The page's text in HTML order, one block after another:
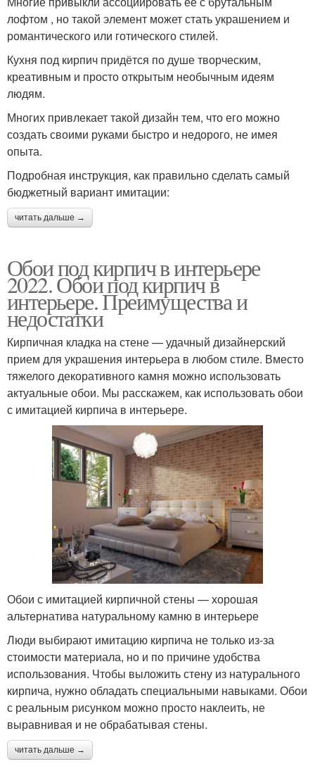
лофтом , но такой элемент может стать украшением и
романтического или готического стилей.
Кухня под кирпич придётся по душе творческим,
креативным и просто открытым необычным идеям
людям.
Многих привлекает такой дизайн тем, что его можно
создать своими руками быстро и недорого, не имея
опыта.
Подробная инструкция, как правильно сделать самый
бюджетный вариант имитации:
читать дальше →
Обои под кирпич в интерьере
2022. Обои под кирпич в
интерьере. Преимущества и
недостатки
Кирпичная кладка на стене — удачный дизайнерский
прием для украшения интерьера в любом стиле. Вместо
тяжелого декоративного камня можно использовать
актуальные обои. Мы расскажем, как использовать обои
с имитацией кирпича в интерьере.
Обои с имитацией кирпичной стены — хорошая
альтернатива натуральному камню в интерьере
Люди выбирают имитацию кирпича не только из-за
стоимости материала, но и по причине удобства
использования. Чтобы выложить стену из натурального
кирпича, нужно обладать специальными навыками. Обои
с реальным рисунком можно просто наклеить, не
выравнивая и не обрабатывая стены.
читать дальше →